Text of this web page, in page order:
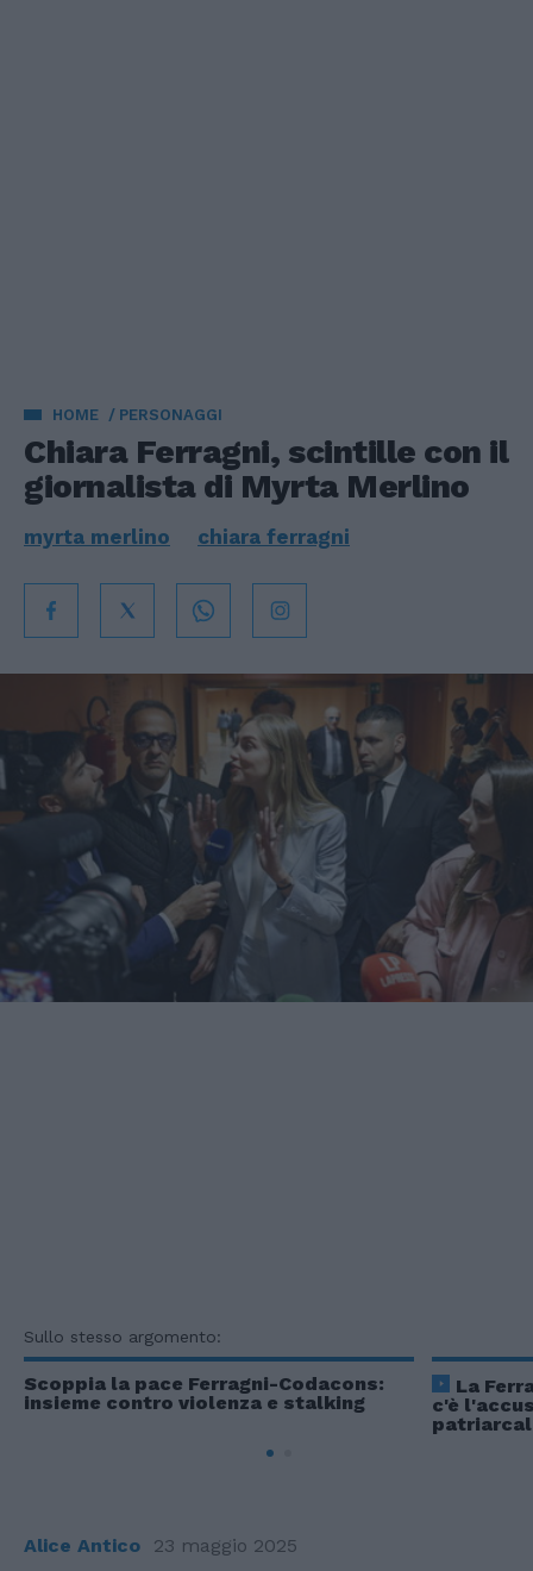
HOME PERSONAGGI
Chiara Ferragni, scintille con il
giornalista di Myrta Merlino
myrta merlino chiara ferragni
Sullo stesso argomento:
Scoppia la pace Ferragni-Codacons:
insieme contro violenza e stalking
La
c'è
Alice Antico 23 maggio 2025